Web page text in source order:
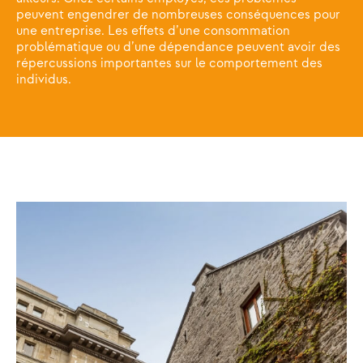
peuvent engendrer de nombreuses conséquences pour
une entreprise. Les effets d’une consommation
problématique ou d’une dépendance peuvent avoir des
répercussions importantes sur le comportement des
individus.